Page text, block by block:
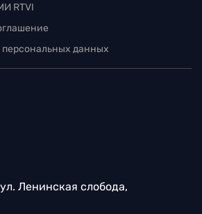
RTVI
данных
Ленинская слобода,